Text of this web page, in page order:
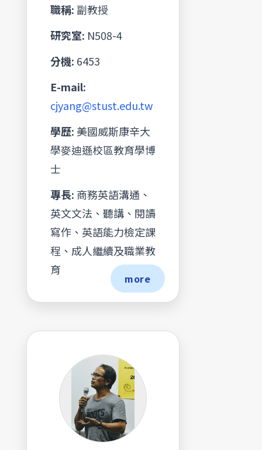
職稱: 副教授
研究室: N508-4
分機: 6453
E-mail:
cjyang@stust.edu.tw
學歷: 美國威斯康辛大
學麥迪遜校區教育學博
士
專長: 商務英語溝通、
英文文法、聽講、閱讀
寫作、英語能力檢定課
程、成人繼續及職業教
育
more